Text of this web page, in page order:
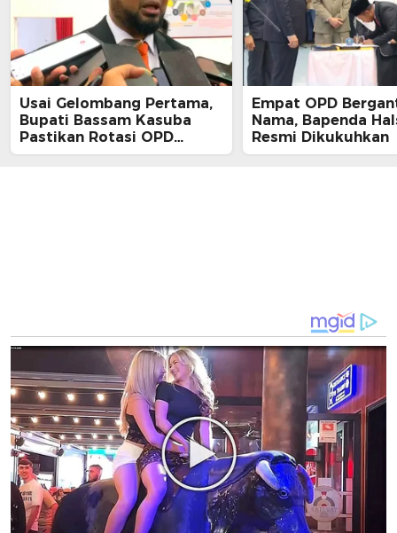
Usai Gelombang Pertama,
Bupati Bassam Kasuba
Pastikan Rotasi OPD
Tahap Dua
Empat OPD
Nama, Bapenda
Resmi Dikukuhkan